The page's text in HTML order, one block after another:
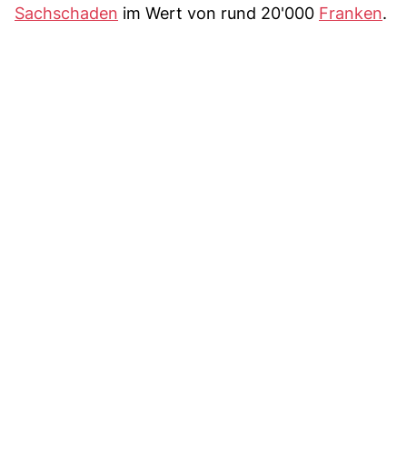
Sachschaden im Wert von rund 20'000 Franken.